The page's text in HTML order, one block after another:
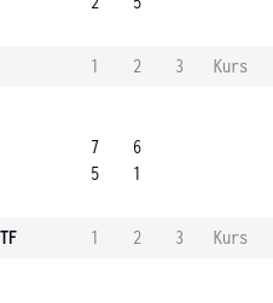
1 2 3
Kurs
7
5
6
1
1 2 3
Kurs